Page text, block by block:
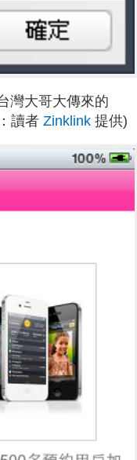
灣大哥大傳來的
讀者 Zinklink提供)